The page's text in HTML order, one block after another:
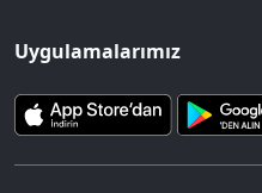
Uygulamalarımız